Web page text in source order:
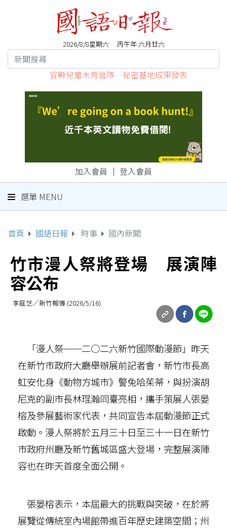
2026/8/8星期六 丙午年 六月廿六
宜縣兒童木育營隊 祕密基地成果發表
加入會員 ｜ 登入會員
選單 MENU
首頁 國語日報 時事 國內新聞
竹市漫人祭將登場 展演陣
容公布
李庭芝／新竹報導 (2026/5/16)
「漫人祭──二○二六新竹國際動漫節」昨天
在新竹市政府大廳舉辦展前記者會，新竹市長高
虹安化身《動物方城市》警兔哈茱蒂，與扮演胡
尼克的副市長林琨瀚同臺亮相，攜手策展人張晏
榕及參展藝術家代表，共同宣告本屆動漫節正式
啟動。漫人祭將於五月三十日至三十一日在新竹
市政府州廳及新竹舊城區盛大登場，完整展演陣
容也在昨天首度全面公開。
張晏榕表示，本屆最大的挑戰與突破，在於將
展覽從傳統室內場館帶進百年歷史建築空間；州